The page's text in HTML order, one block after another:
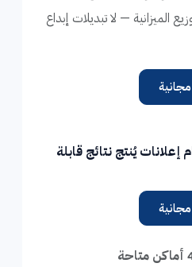
الميزانية — لا تبديلات إبداع
يُنتج نتائج قابلة